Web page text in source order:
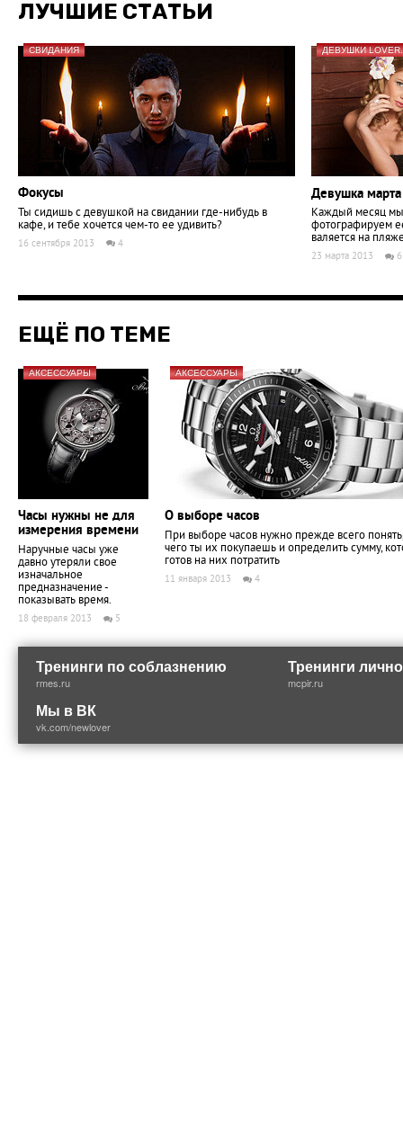
ЛУЧШИЕ СТАТЬИ
СВИДАНИЯ
Фокусы
Ты сидишь с девушкой на свидании где-нибудь в
кафе, и тебе хочется чем-то ее удивить?
16 сентября 2013 4
ДЕВУШКИ
Девушка
Каждый месяц мы
фотографируем
валяется на
23 марта 2013 6
ЕЩЁ ПО ТЕМЕ
АКСЕССУАРЫ
Часы нужны не для
измерения времени
Наручные часы уже
давно утеряли свое
изначальное
предназначение -
показывать время.
18 февраля 2013 5
АКСЕССУАРЫ
О выборе часов
При выборе часов нужно прежде всего
чего ты их покупаешь и определить сумму,
готов на них потратить
11 января 2013 4
Тренинги по соблазнению
rmes.ru
Тренинги
mcpir.ru
Мы в ВК
vk.com/newlover